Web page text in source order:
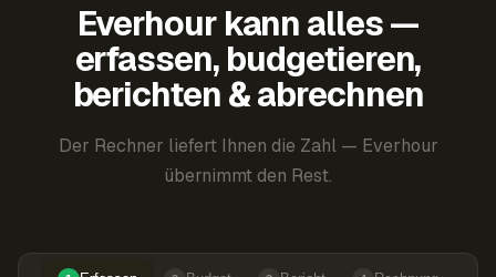
Everhour kann alles —
erfassen, budgetieren,
berichten & abrechnen
Der Rechner liefert Ihnen die Zahl — Everhour
übernimmt den Rest.